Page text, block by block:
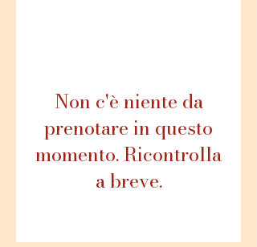
Non c'è niente da
prenotare in questo
momento. Ricontrolla
a breve.